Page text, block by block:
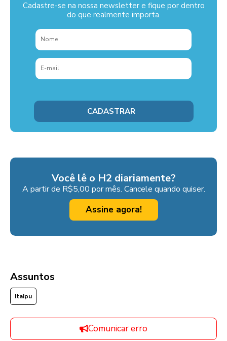
Cadastre-se na nossa newsletter e fique por dentro
do que realmente importa.
Você lê o H2 diariamente?
A partir de R$5,00 por mês. Cancele quando quiser.
Assine agora!
Assuntos
Itaipu
Comunicar erro